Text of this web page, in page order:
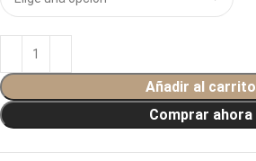
Añadir al carrito
Comprar ahora